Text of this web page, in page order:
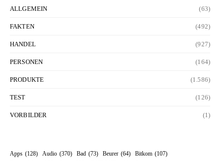
ALLGEMEIN (63)
FAKTEN (492)
HANDEL (927)
PERSONEN (164)
PRODUKTE (1.586)
TEST (126)
VORBILDER (1)
Apps (128) Audio (370) Bad (73) Beurer (64) Bitkom (107)